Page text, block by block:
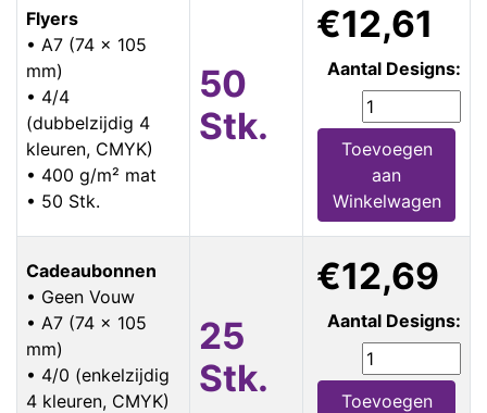
Flyers
• A7 (74 x 105
mm)
• 4/4
(dubbelzijdig 4
kleuren, CMYK)
• 400 g/m² mat
• 50 Stk.
50
Stk.
€12,61
Aantal Designs:
Toevoegen
aan
Winkelwagen
Cadeaubonnen
• Geen Vouw
• A7 (74 x 105
mm)
• 4/0 (enkelzijdig
4 kleuren, CMYK)
25
Stk.
€12,69
Aantal Designs:
Toevoegen